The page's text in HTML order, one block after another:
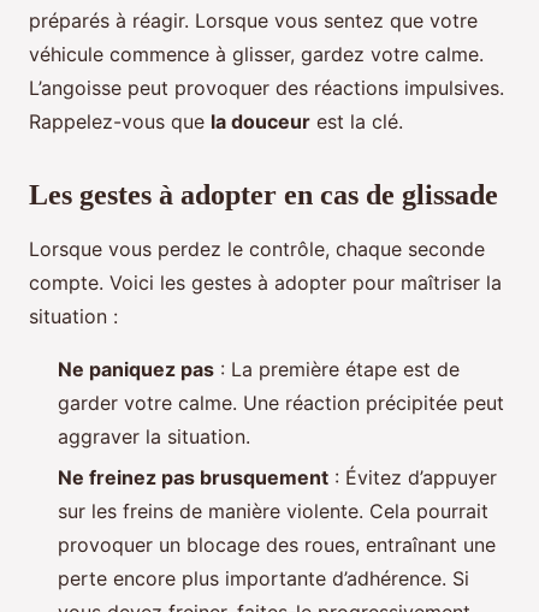
préparés à réagir. Lorsque vous sentez que votre
véhicule commence à glisser, gardez votre calme.
L’angoisse peut provoquer des réactions impulsives.
Rappelez-vous que la douceur est la clé.
Les gestes à adopter en cas de glissade
Lorsque vous perdez le contrôle, chaque seconde
compte. Voici les gestes à adopter pour maîtriser la
situation :
Ne paniquez pas : La première étape est de
garder votre calme. Une réaction précipitée peut
aggraver la situation.
Ne freinez pas brusquement : Évitez d’appuyer
sur les freins de manière violente. Cela pourrait
provoquer un blocage des roues, entraînant une
perte encore plus importante d’adhérence. Si